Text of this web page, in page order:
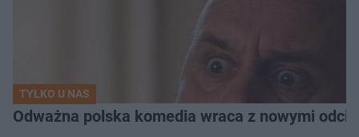
TYLKO U NAS
Odważna polska komedia wraca z nowymi